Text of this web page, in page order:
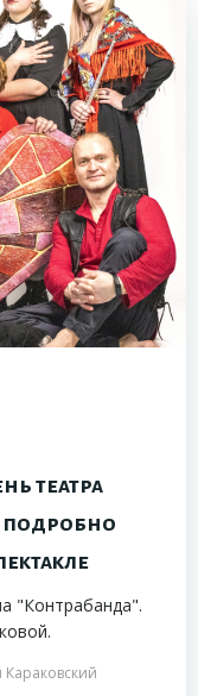
театра
подробно
"Контрабанда".
Караковский